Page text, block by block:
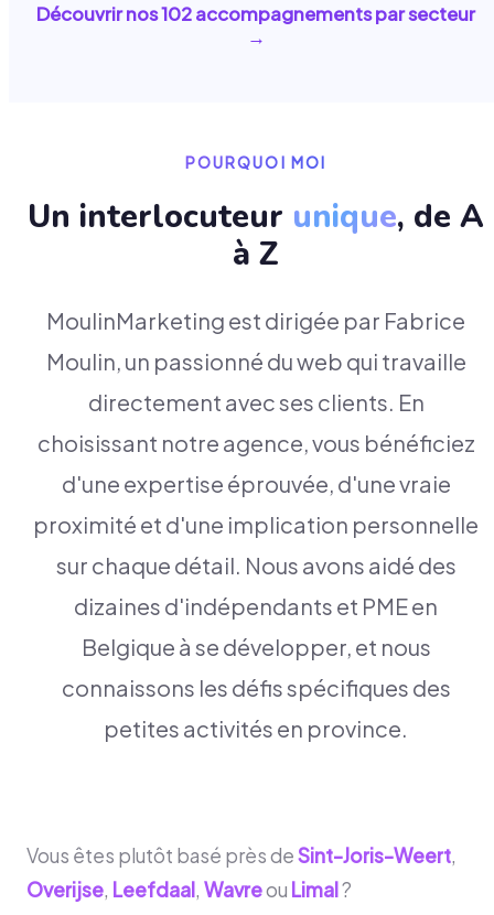
Découvrir nos102accompagnements par secteur
→
POURQUOI MOI
Un interlocuteur unique, de A
à Z
MoulinMarketing est dirigée par Fabrice
Moulin, un passionné du web qui travaille
directement avec ses clients. En
choisissant notre agence, vous bénéficiez
d'une expertise éprouvée, d'une vraie
proximité et d'une implication personnelle
sur chaque détail. Nous avons aidé des
dizaines d'indépendants et PME en
Belgique à se développer, et nous
connaissons les défis spécifiques des
petites activités en province.
Vous êtes plutôt basé près deSint-Joris-Weert,
Overijse, Leefdaal, Wavreou Limal?